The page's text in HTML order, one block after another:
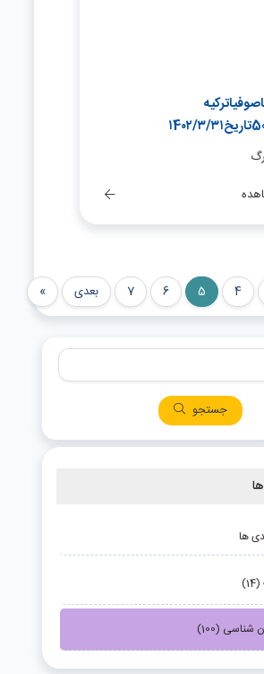
جستجو
ها
شناسی (100)
4
5
6
7 بعدی »